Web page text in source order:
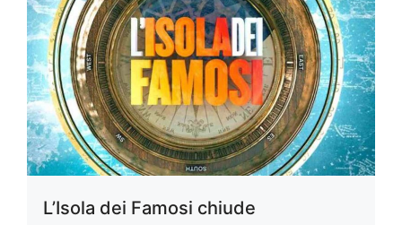
L’Isola dei Famosi chiude